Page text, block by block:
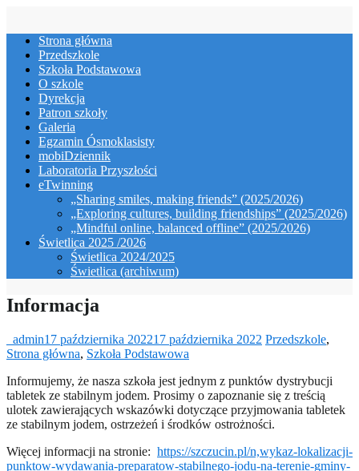
contentStrona główna
Przedszkole
Szkoła Podstawowa
O szkole
Dyrekcja
Patron szkoły
Galeria
Egzamin Ósmoklasisty
mobiDziennik
Laboratoria Przyszłości
eTwinning
„Sharing smiles, making friends” (2025/2026)
„Exploring cultures, building friendships” (2025/2026)
„Mindful online, balanced offline” (2025/2026)
Świetlica 2025 /2026
Świetlica 2024/2025
Świetlica (archiwum)
Informacja
_admin17 października 202217 października 2022 Przedszkole,
Strona główna, Szkoła Podstawowa
Informujemy, że nasza szkoła jest jednym z punktów dystrybucji
tabletek ze stabilnym jodem. Prosimy o zapoznanie się z treścią
ulotek zawierających wskazówki dotyczące przyjmowania tabletek
ze stabilnym jodem, ostrzeżeń i środków ostrożności.
Więcej informacji na stronie: https://szczucin.pl/n,wykaz-lokalizacji-
punktow-wydawania-preparatow-stabilnego-jodu-na-terenie-gminy-